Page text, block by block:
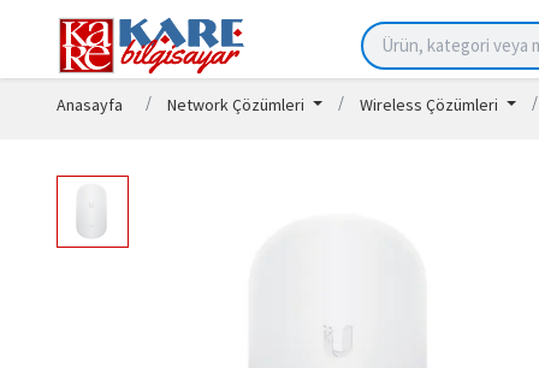
Anasayfa Network Çözümleri Wireless Çözümleri